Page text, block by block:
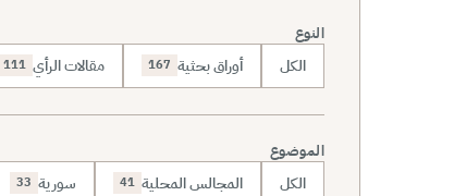
النوع
الكل أوراق بحثية 167 مقالات الرأي 111
الموضوع
الكل المجالس المحلية 41 سورية 33